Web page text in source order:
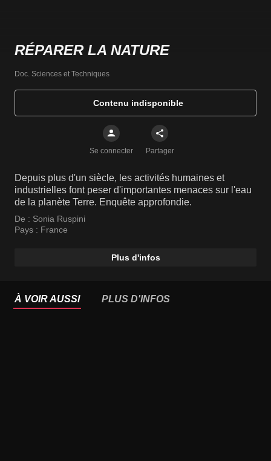
RÉPARER LA NATURE
Doc. Sciences et Techniques
Contenu indisponible
Se connecter Partager
Depuis plus d'un siècle, les activités humaines et
industrielles font peser d'importantes menaces sur l'eau
de la planète Terre. Enquête approfondie.
De : Sonia Ruspini
Pays : France
Plus d'infos
À VOIR AUSSI PLUS D'INFOS